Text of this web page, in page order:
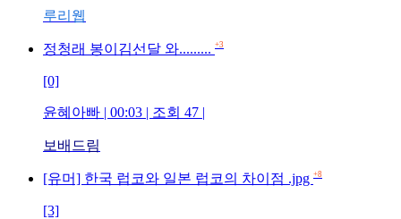
루리웹
정청래 봉이김선달 와......... +3
[0]
윤혜아빠 | 00:03 | 조회 47 |
보배드림
[유머] 한국 럽코와 일본 럽코의 차이점 .jpg +8
[3]